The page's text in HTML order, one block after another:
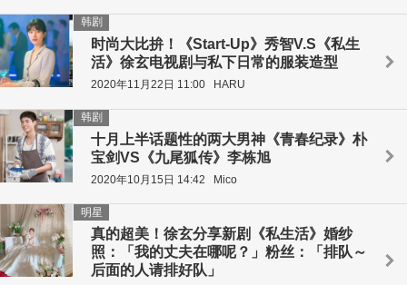
时尚大比拚！《Start-Up》秀智V.S《私生
活》徐玄电视剧与私下日常的服装造型
韩剧
2020年11月22日 11:00 HARU
十月上半话题性的两大男神《青春纪录》朴
宝剑VS《九尾狐传》李栋旭
韩剧
2020年10月15日 14:42 Mico
真的超美！徐玄分享新剧《私生活》婚纱
照：「我的丈夫在哪呢？」粉丝：「排队～
后面的人请排好队」
明星